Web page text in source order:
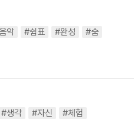
악 #쉼표 #완성
#숨
#생각 #자신
#체험